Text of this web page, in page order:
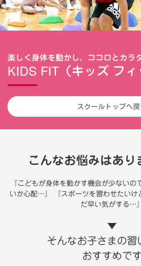
楽しく身体を動かし、ココロとカラ
KIDS FIT（キッズ フィ
スクールトップへ
こんなお悩みはあり
『こどもが身体を動かす機会が少ないの
いか心配…』
『スポーツを習わせたいけ
だ早い気がする…』
▼
そんなお子さまの習
おすすめです